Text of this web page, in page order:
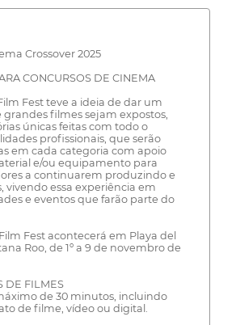
Crossover 2025
CONCURSOS DE CINEMA
Fest teve a ideia de dar um
grandes filmes sejam expostos,
únicas feitas com todo o
profissionais, que serão
em cada categoria com apoio
e/ou equipamento para
a continuarem produzindo e
vivendo essa experiência em
e eventos que farão parte do
Fest acontecerá em Playa del
Roo, de 1º a 9 de novembro de
DE FILMES
de 30 minutos, incluindo
de filme, vídeo ou digital.